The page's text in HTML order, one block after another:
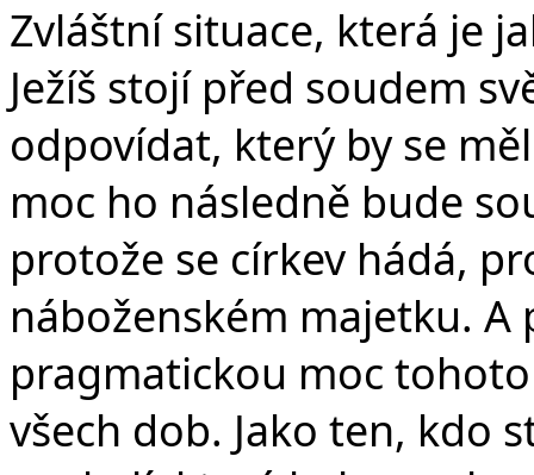
Zvláštní situace, která je
Ježíš stojí před soudem
odpovídat, který by se
moc ho následně bude
protože se církev hádá,
náboženském majetku.
pragmatickou moc
všech dob. Jako ten, kdo